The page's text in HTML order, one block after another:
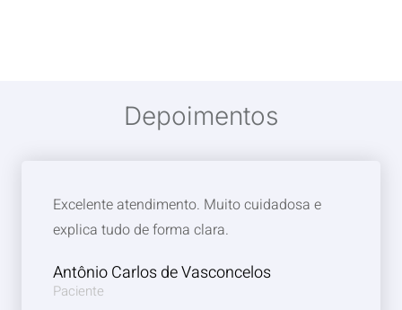
Depoimentos
Excelente atendimento. Muito cuidadosa e
explica tudo de forma clara.
Antônio Carlos de Vasconcelos
Paciente